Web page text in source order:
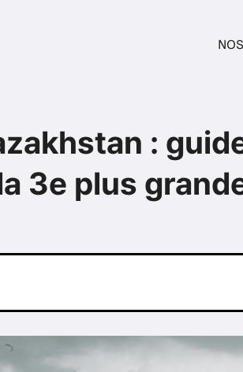
:
3e plus